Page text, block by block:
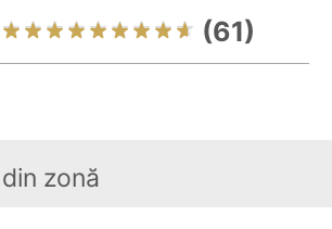
(61)
zonă